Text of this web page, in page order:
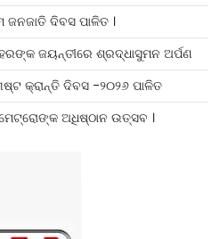
ଦିବସ ପାଳିତ ।
ଜୟନ୍ତୀରେ ଶ୍ରଦ୍ଧାସୁମନ ଅର୍ପଣ
କ୍ରାନ୍ତି ଦିବସ -୨୦୨୬ ପାଳିତ
ଅଧିଷ୍ଠାନ ଉତ୍ସବ ।